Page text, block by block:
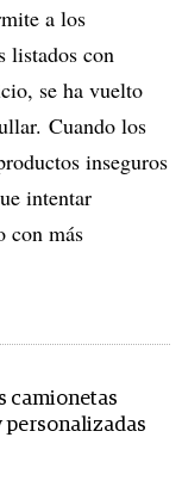
a los
listados con
se ha vuelto
Cuando los
inseguros
intentar
con más
camionetas
personalizadas